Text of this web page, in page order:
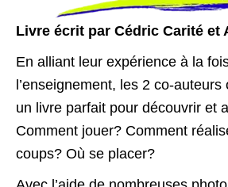
Livre écrit par Cédric Carité et
En alliant leur expérience à la
l’enseignement, les 2 co-
un livre parfait pour découvrir et
Comment jouer? Comment
coups? Où se placer?